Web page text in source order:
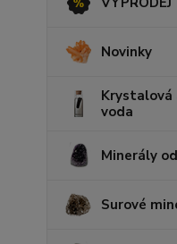
Novinky
Krystalová
voda
Minerály
Surové